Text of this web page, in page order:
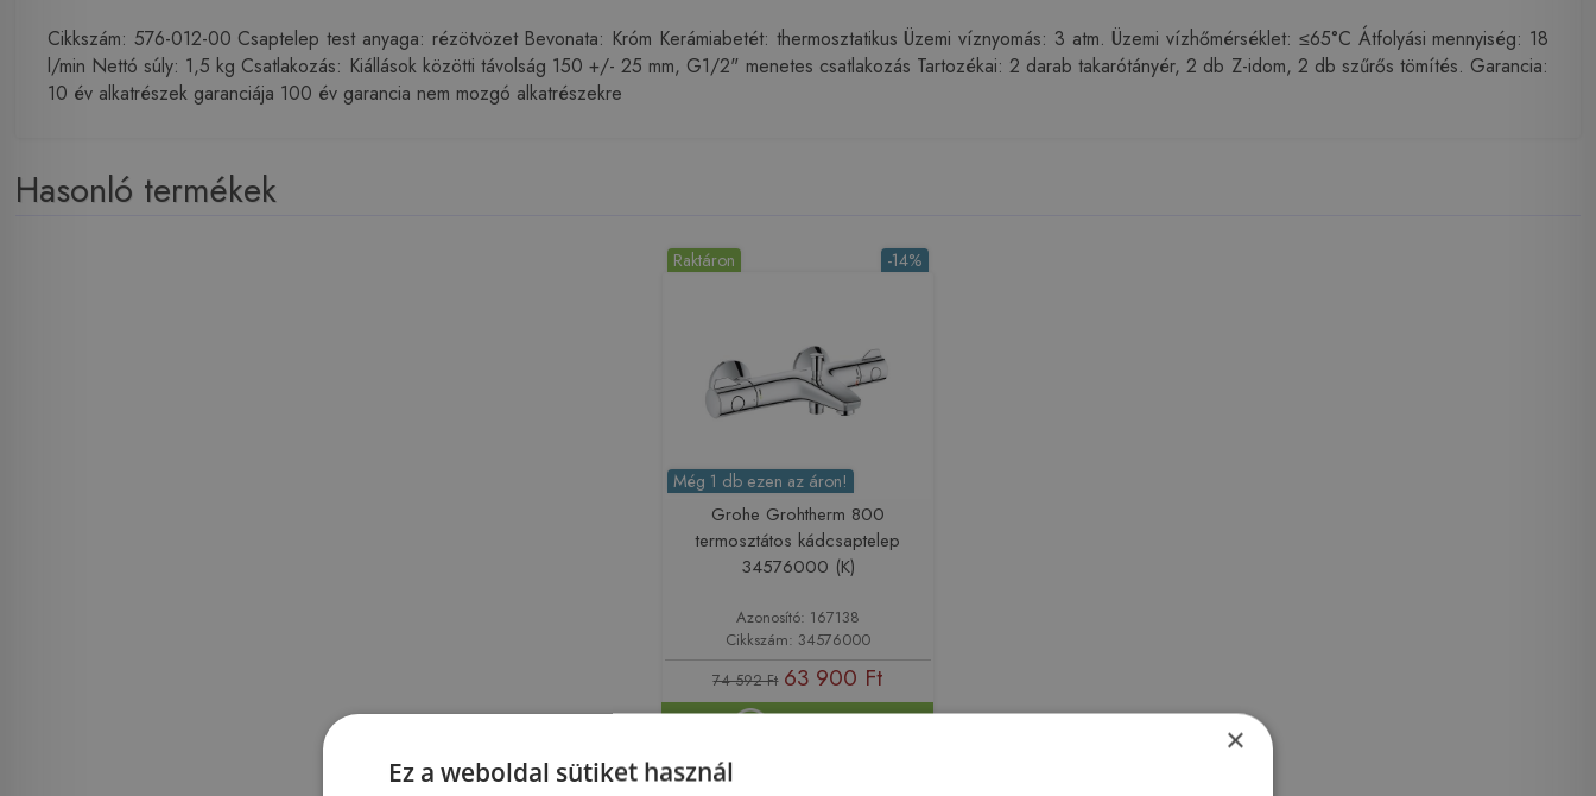
Cikkszám: 576-012-00 Csaptelep test anyaga: rézötvözet Bevonata: Króm Kerámiabetét: thermosztatikus Üzemi víznyomás: 3 atm. Üzemi vízhőmérséklet: ≤65°C Átfolyási mennyiség: 18
l/min Nettó súly: 1,5 kg Csatlakozás: Kiállások közötti távolság 150 +/- 25 mm, G1/2" menetes csatlakozás Tartozékai: 2 darab takarótányér, 2 db Z-idom, 2 db szűrős tömítés. Garancia:
10 év alkatrészek garanciája 100 év garancia nem mozgó alkatrészekre
Hasonló termékek
-14%
Raktáron
Még 1 db ezen az áron!
Grohe Grohtherm 800
termosztátos kádcsaptelep
34576000 (K)
Azonosító: 167138
Cikkszám: 34576000
74 592 Ft 63 900 Ft
×
Ez a weboldal sütiket használ